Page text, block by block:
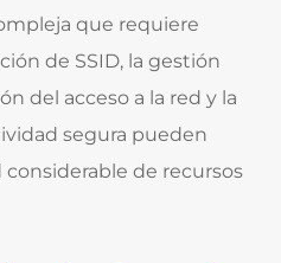
que requiere
de SSID, la gestión
del acceso a la red y la
segura pueden
de recursos